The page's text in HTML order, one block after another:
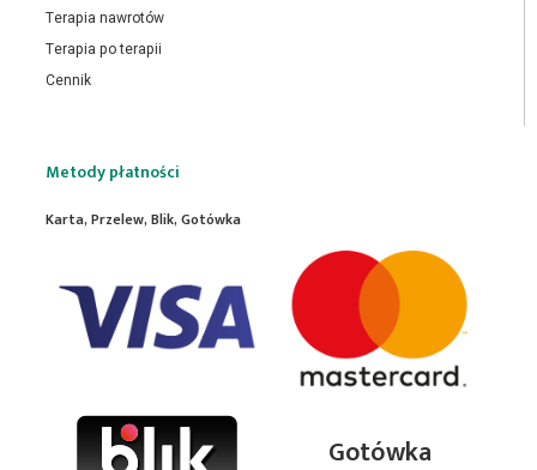
Terapia nawrotów
Terapia po terapii
Cennik
Metody płatności
Karta, Przelew, Blik, Gotówka
Gotówka